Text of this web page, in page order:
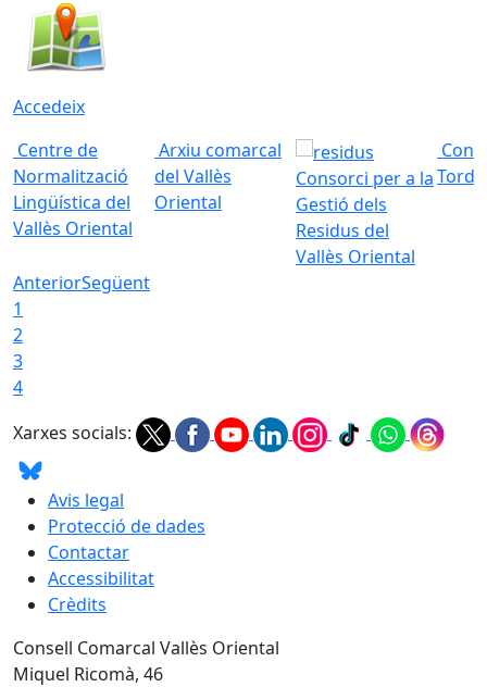
Accedeix
Centre de
Normalització
Lingüística del
Vallès Oriental
Arxiu comarcal
del Vallès
Oriental
Consorci per a la
Gestió dels
Residus del
Vallès Oriental
AnteriorSegüent
1
2
3
4
Xarxes socials:
Avis legal
Protecció de dades
Contactar
Accessibilitat
Crèdits
Consell Comarcal Vallès Oriental
Miquel Ricomà, 46